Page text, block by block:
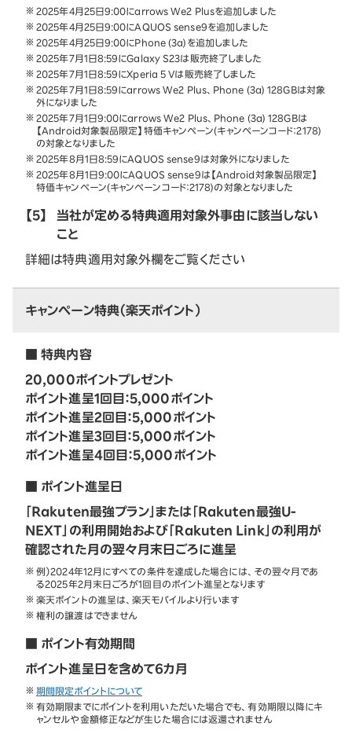
2025年4月25日9:00にarrows We2 Plusを追加しました
2025年4月25日9:00にAQUOS sense9を追加しました
2025年4月25日9:00にPhone (3a)を追加しました
2025年7月1日8:59にGalaxy S23は販売終了しました
2025年7月1日8:59にXperia 5 Vは販売終了しました
2025年7月1日8:59にarrows We2 Plus、Phone (3a) 128GBは対象
外になりました
2025年7月1日9:00にarrows We2 Plus、Phone (3a) 128GBは
【Android対象製品限定】特価キャンペーン(キャンペーンコード：2178)
の対象となりました
2025年8月1日8:59にAQUOS sense9は対象外になりました
2025年8月1日9:00にAQUOS sense9は【Android対象製品限定】
特価キャンペーン(キャンペーンコード：2178)の対象となりました
【5】
当社が定める特典適用対象外事由に該当しない
こと
詳細は特典適用対象外欄をご覧ください
キャンペーン特典（楽天ポイント）
■ 特典内容
20,000ポイントプレゼント
ポイント進呈1回目：5,000ポイント
ポイント進呈2回目：5,000ポイント
ポイント進呈3回目：5,000ポイント
ポイント進呈4回目：5,000ポイント
■ ポイント進呈日
「Rakuten最強プラン」または「Rakuten最強U-
NEXT」の利用開始および「Rakuten Link」の利用が
確認された月の翌々月末日ごろに進呈
例）2024年12月にすべての条件を達成した場合には、その翌々月であ
る2025年2月末日ごろが1回目のポイント進呈となります
楽天ポイントの進呈は、楽天モバイルより行います
権利の譲渡はできません
■ ポイント有効期間
ポイント進呈日を含めて6カ月
期間限定ポイントについて
有効期限までにポイントを利用いただいた場合でも、有効期限以降にキ
ャンセルや金額修正などが生じた場合には返還されません